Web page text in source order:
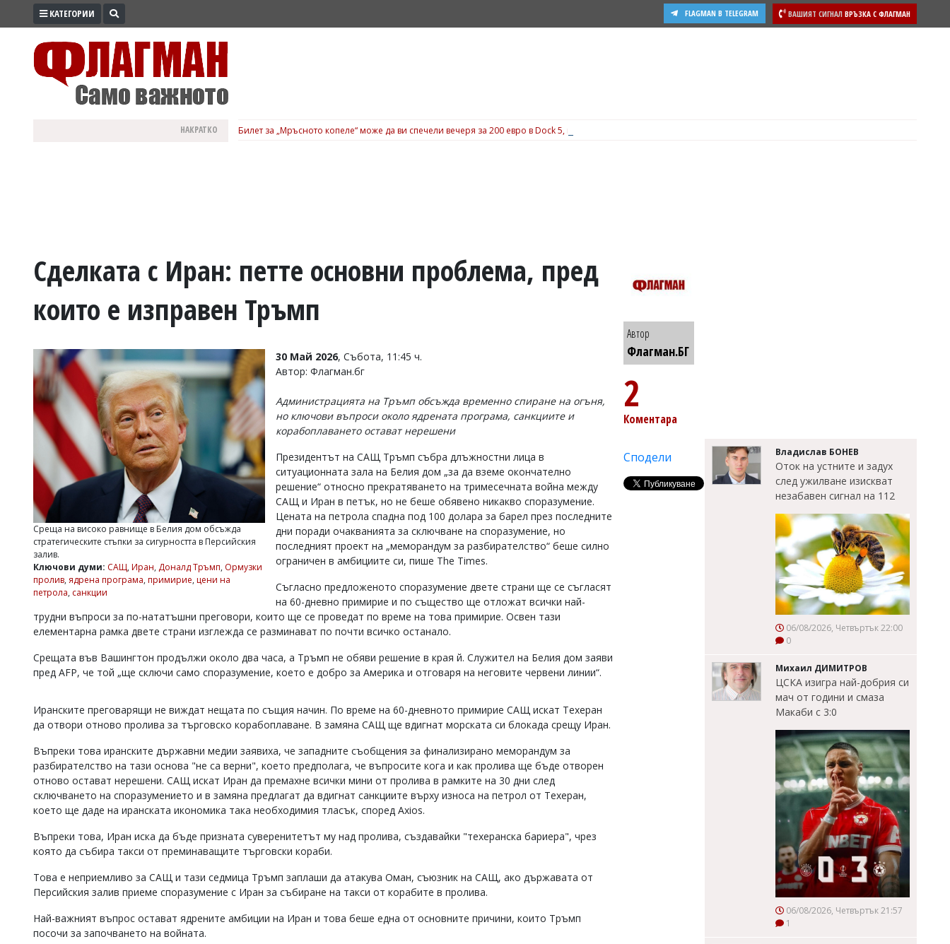
ПРОМО
ВОЙНАТА
УКРАЙНА
РАЗСЛЕДВАНЕ
БИЗНЕС
Управители:
Веселин
Василев,
v.vasilev@flagman.bg
Касабова,
k.kassabova@flagman.bg
Главен
редактор:
Колев,
office@flagman.bg
статиите
читателите
редакцията
отговорност
откриете
обиден
коментар,
сигнализирайте
КАТЕГОРИИ ВАШИЯТ СИГНАЛ ВРЪЗКА С ФЛАГМАН
FLAGMAN В TELEGRAM
НАКРАТКО Билет за „Мръсното копеле“ може да ви спечели вечеря за 200 евро в Dock 5, вижте подробности
Сделката с Иран: петте основни проблема, пред
които е изправен Тръмп
Среща на високо равнище в Белия дом обсъжда
стратегическите стъпки за сигурността в Персийския
залив.
Ключови думи: САЩ, Иран, Доналд Тръмп, Ормузки
пролив, ядрена програма, примирие, цени на
петрола, санкции
30 Май 2026, Събота, 11:45 ч.
Автор: Флагман.бг
Администрацията на Тръмп обсъжда временно спиране на огъня,
но ключови въпроси около ядрената програма, санкциите и
корабоплаването остават нерешени
Президентът на САЩ Тръмп събра длъжностни лица в
ситуационната зала на Белия дом „за да вземе окончателно
решение“ относно прекратяването на тримесечната война между
САЩ и Иран в петък, но не беше обявено никакво споразумение.
Цената на петрола спадна под 100 долара за барел през последните
дни поради очакванията за сключване на споразумение, но
последният проект на „меморандум за разбирателство“ беше силно
ограничен в амбициите си, пише The Times.
Съгласно предложеното споразумение двете страни ще се съгласят
на 60-дневно примирие и по същество ще отложат всички най-
трудни въпроси за по-нататъшни преговори, които ще се проведат по време на това примирие. Освен тази
елементарна рамка двете страни изглежда се разминават по почти всичко останало.
Срещата във Вашингтон продължи около два часа, а Тръмп не обяви решение в края й. Служител на Белия дом заяви
пред AFP, че той „ще сключи само споразумение, което е добро за Америка и отговаря на неговите червени линии“.
Иранските преговарящи не виждат нещата по същия начин. По време на 60-дневното примирие САЩ искат Техеран
да отвори отново пролива за търговско корабоплаване. В замяна САЩ ще вдигнат морската си блокада срещу Иран.
Въпреки това иранските държавни медии заявиха, че западните съобщения за финализирано меморандум за
разбирателство на тази основа "не са верни", което предполага, че въпросите кога и как пролива ще бъде отворен
отново остават нерешени. САЩ искат Иран да премахне всички мини от пролива в рамките на 30 дни след
сключването на споразумението и в замяна предлагат да вдигнат санкциите върху износа на петрол от Техеран,
което ще даде на иранската икономика така необходимия тласък, според Axios.
Въпреки това, Иран иска да бъде призната суверенитетът му над пролива, създавайки "техеранска бариера", чрез
която да събира такси от преминаващите търговски кораби.
Това е неприемливо за САЩ и тази седмица Тръмп заплаши да атакува Оман, съюзник на САЩ, ако държавата от
Персийския залив приеме споразумение с Иран за събиране на такси от корабите в пролива.
Най-важният въпрос остават ядрените амбиции на Иран и това беше една от основните причини, които Тръмп
посочи за започването на войната.
Автор
Флагман.БГ
2
Коментара
Сподели Владислав БОНЕВ
Оток на устните и задух
след ужилване изискват
незабавен сигнал на 112
06/08/2026, Четвъртък 22:00
0
Михаил ДИМИТРОВ
ЦСКА изигра най-добрия си
мач от години и смаза
Макаби с 3:0
06/08/2026, Четвъртък 21:57
1